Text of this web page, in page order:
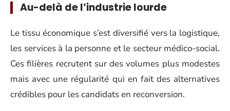
Au-delà de l’industrie lourde
Le tissu économique s’est diversifié vers la logistique,
les services à la personne et le secteur médico-social.
Ces filières recrutent sur des volumes plus modestes
mais avec une régularité qui en fait des alternatives
crédibles pour les candidats en reconversion.